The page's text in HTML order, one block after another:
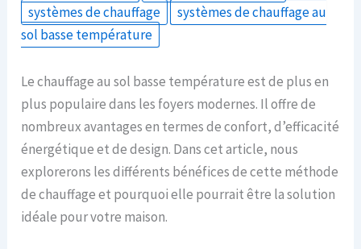
systèmes de chauffage
systèmes de chauffage au
sol basse température
Le chauffage au sol basse température est de plus en
plus populaire dans les foyers modernes. Il offre de
nombreux avantages en termes de confort, d’efficacité
énergétique et de design. Dans cet article, nous
explorerons les différents bénéfices de cette méthode
de chauffage et pourquoi elle pourrait être la solution
idéale pour votre maison.